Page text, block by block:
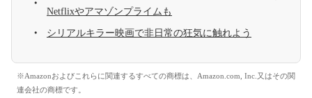
Netflixやアマゾンプライムも
シリアルキラー映画で非日常の狂気に触れよう
※Amazonおよびこれらに関連するすべての商標は、Amazon.com, Inc.又はその関
連会社の商標です。